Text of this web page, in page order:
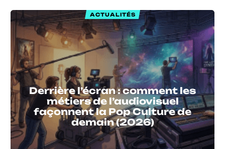
ACTUALITÉS
Derrière l’écran : comment les
métiers de l’audiovisuel
façonnent la Pop Culture de
demain (2026)